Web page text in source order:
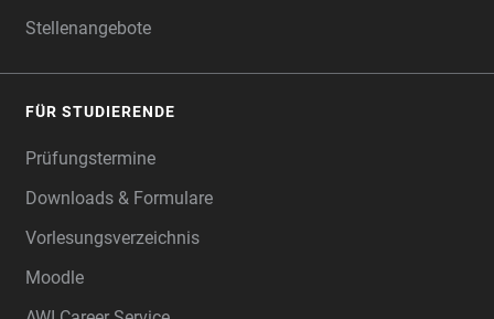
Stellenangebote
FÜR STUDIERENDE
Prüfungstermine
Downloads & Formulare
Vorlesungsverzeichnis
Moodle